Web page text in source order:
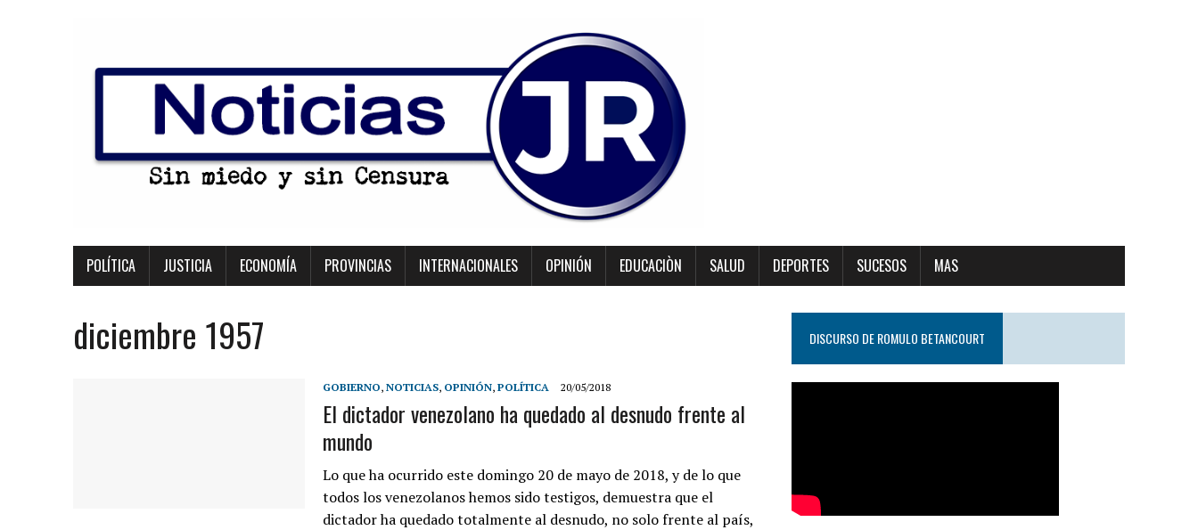
POLÍTICA JUSTICIA ECONOMÍA PROVINCIAS INTERNACIONALES OPINIÓN EDUCACIÒN SALUD DEPORTES SUCESOS MAS
diciembre 1957
GOBIERNO, NOTICIAS, OPINIÓN, POLÍTICA 20/05/2018
El dictador venezolano ha quedado al desnudo frente al
mundo
Lo que ha ocurrido este domingo 20 de mayo de 2018, y de lo que
todos los venezolanos hemos sido testigos, demuestra que el
dictador ha quedado totalmente al desnudo, no solo frente al país,
DISCURSO DE ROMULO BETANCOURT